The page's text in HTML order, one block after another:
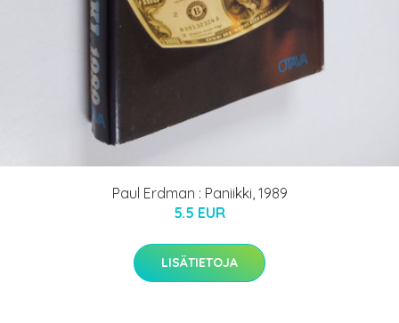
Paul Erdman : Paniikki, 1989
5.5 EUR
LISÄTIETOJA